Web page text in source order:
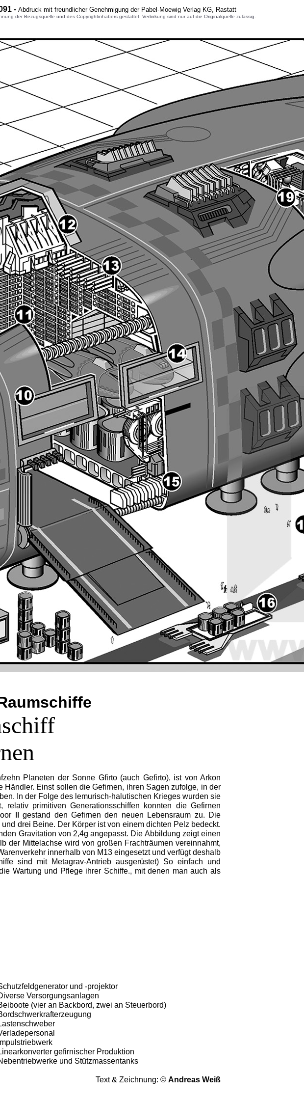
- Abdruck mit freundlicher Genehmigung der Pabel-Moewig Verlag KG, Rastatt
der Bezugsquelle und des Copyrightinhabers gestattet. Verlinkung sind nur auf die Originalquelle zulässig.
Planeten der Sonne Gfirto (auch Gefirto), ist von Arkon
Einst sollen die Gefirnen, ihren Sagen zufolge, in der
In der Folge des lemurisch-halutischen Krieges wurden sie
primitiven Generationsschiffen konnten die Gefirnen
II gestand den Gefirnen den neuen Lebensraum zu. Die
drei Beine. Der Körper ist von einem dichten Pelz bedeckt.
Gravitation von 2,4g angepasst. Die Abbildung zeigt einen
der Mittelachse wird von großen Frachträumen vereinnahmt,
innerhalb von M13 eingesetzt und verfügt deshalb
sind mit Metagrav-Antrieb ausgerüstet) So einfach und
Wartung und Pflege ihrer Schiffe., mit denen man auch als
und -projektor
Versorgungsanlagen
(vier an Backbord, zwei an Steuerbord)
Impulstriebwerk
gefirnischer Produktion
und Stützmassentanks
Text & Zeichnung: © Andreas Weiß